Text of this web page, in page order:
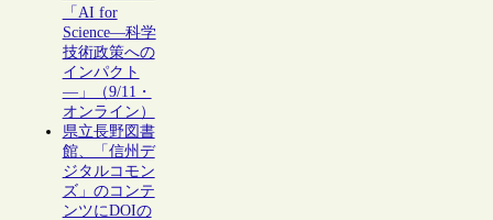
「AI for
Science―科学
技術政策への
インパクト
―」（9/11・
オンライン）
県立長野図書
館、「信州デ
ジタルコモン
ズ」のコンテ
ンツにDOIの